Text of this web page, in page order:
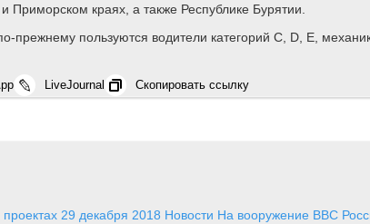
Приморском краях, а также Республике Бурятии.
прежнему пользуются водители категорий С, D, E,
LiveJournal Скопировать ссылку
29 декабря 2018 Новости На вооружение ВВС